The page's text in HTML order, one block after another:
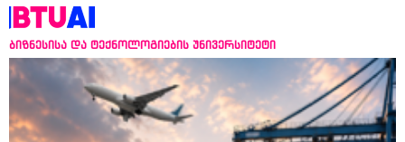
ბიზნესისა და ტექნოლოგიების უნივერსიტეტი